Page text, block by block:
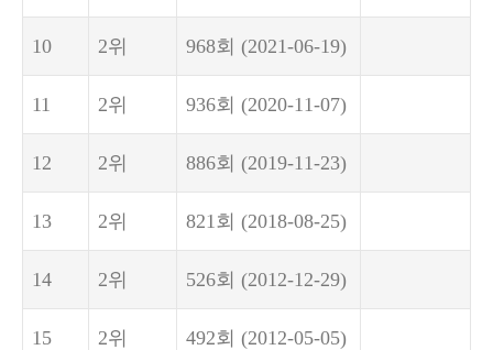
10 2위 968회 (2021-06-19)
11 2위 936회 (2020-11-07)
12 2위 886회 (2019-11-23)
13 2위 821회 (2018-08-25)
14 2위 526회 (2012-12-29)
15 2위 492회 (2012-05-05)